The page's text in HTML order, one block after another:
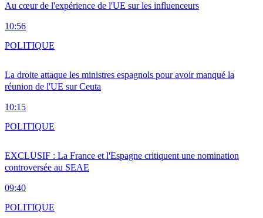
Au cœur de l'expérience de l'UE sur les influenceurs
10:56
La droite attaque les ministres espagnols pour avoir manqué la
réunion de l'UE sur Ceuta
10:15
POLITIQUE
EXCLUSIF : La France et l'Espagne critiquent une nomination
controversée au SEAE
09:40
POLITIQUE
POLITIQUE